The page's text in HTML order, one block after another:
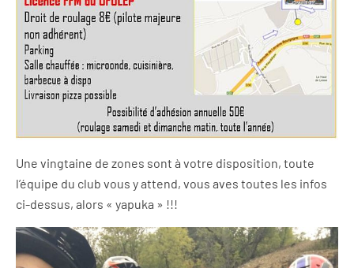
Une vingtaine de zones sont à votre disposition, toute
l’équipe du club vous y attend, vous aves toutes les infos
ci-dessus, alors « yapuka » !!!